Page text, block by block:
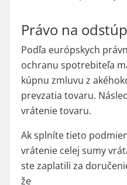
Právo na
Podľa európskych
ochranu spotrebiteľa
kúpnu zmluvu z
prevzatia tovaru.
vrátenie tovaru.
Ak splníte tieto
vrátenie celej sumy
ste zaplatili za
že